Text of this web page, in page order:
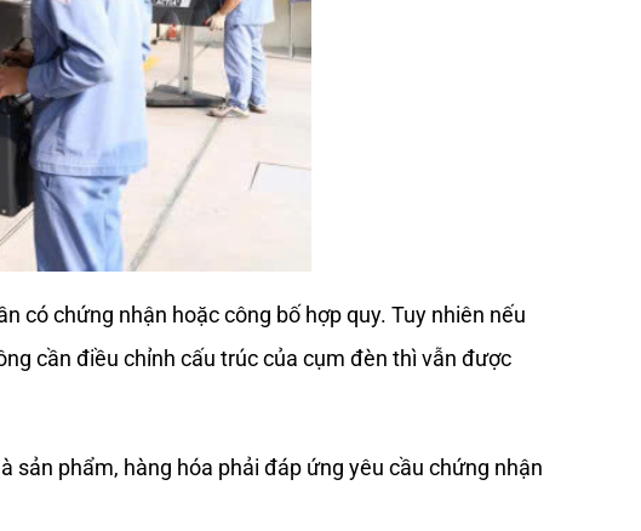
có chứng nhận hoặc công bố hợp quy. Tuy nhiên nếu
cần điều chỉnh cấu trúc của cụm đèn thì vẫn được
sản phẩm, hàng hóa phải đáp ứng yêu cầu chứng nhận